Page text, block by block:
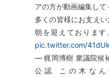
アの方が動画編集し
多くの皆様にお支え
朝を迎えております
pic.twitter.com/
— 梶岡博樹 衆議院候
公認 この木な